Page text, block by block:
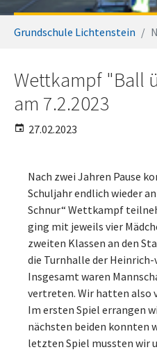
Grundschule Lichtenstein
Wettkampf "Ball
am 7.2.2023
27.02.2023
Nach zwei Jahren Pause
Schuljahr endlich wieder
Schnur“ Wettkampf
ging mit jeweils vier
zweiten Klassen an den
die Turnhalle der
Insgesamt waren
vertreten. Wir hatten also
Im ersten Spiel errangen
nächsten beiden konnten
letzten Spiel mussten wir